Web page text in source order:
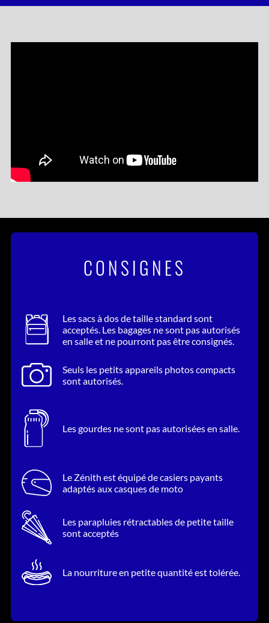
2026 au Zénith Paris – La Villette.
CONSIGNES
Les sacs à dos de taille standard sont
acceptés. Les bagages ne sont pas autorisés
en salle et ne pourront pas être consignés.
Seuls les petits appareils photos compacts
sont autorisés.
Les gourdes ne sont pas autorisées en salle.
Le Zénith est équipé de casiers payants
adaptés aux casques de moto
Les parapluies rétractables de petite taille
sont acceptés
La nourriture en petite quantité est tolérée.